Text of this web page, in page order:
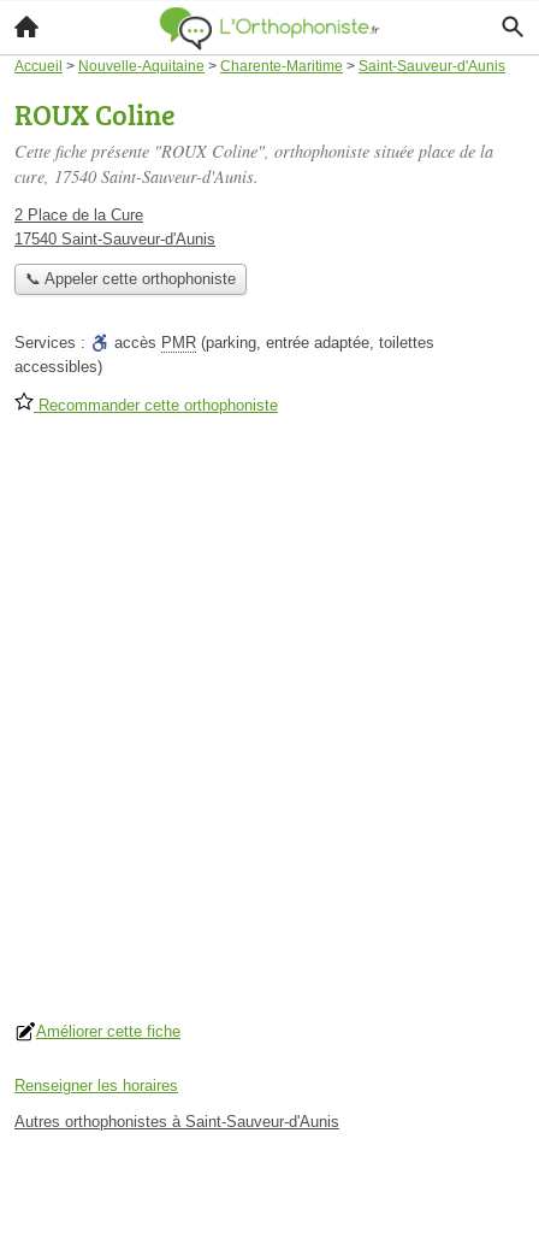
Accueil > Nouvelle-Aquitaine > Charente-Maritime > Saint-Sauveur-d'Aunis
ROUX Coline
Cette fiche présente "ROUX Coline", orthophoniste située place de la
cure, 17540 Saint-Sauveur-d'Aunis.
2 Place de la Cure
17540 Saint-Sauveur-d'Aunis
📞 Appeler cette orthophoniste
Services : accès PMR (parking, entrée adaptée, toilettes
accessibles)
Recommander cette orthophoniste
Améliorer cette fiche
Renseigner les horaires
Autres orthophonistes à Saint-Sauveur-d'Aunis